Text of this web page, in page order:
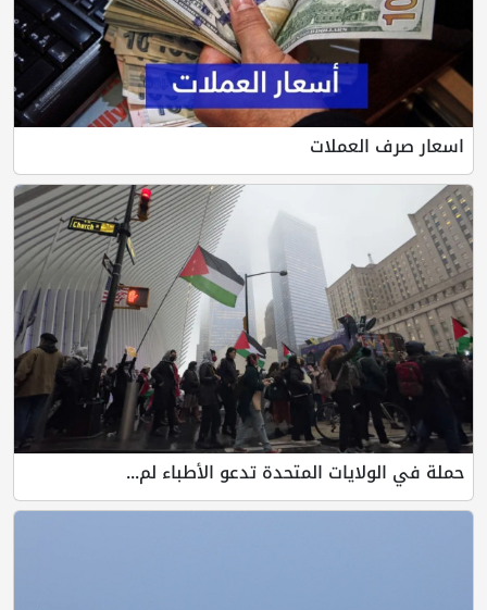
اسعار صرف العملات
حملة في الولايات المتحدة تدعو الأطباء لم...